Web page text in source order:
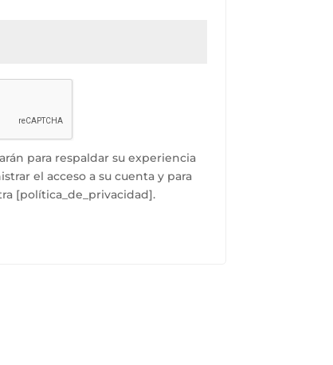
para respaldar su experiencia
el acceso a su cuenta y para
[política_de_privacidad].